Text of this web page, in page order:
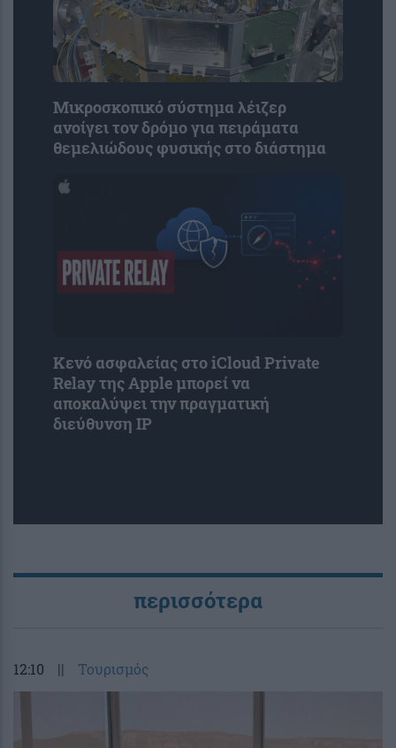
Μικροσκοπικό σύστημα λέιζερ
ανοίγει τον δρόμο για πειράματα
θεμελιώδους φυσικής στο διάστημα
Κενό ασφαλείας στο iCloud Private
Relay της Apple μπορεί να
αποκαλύψει την πραγματική
διεύθυνση IP
περισσότερα
12:10 || Τουρισμός